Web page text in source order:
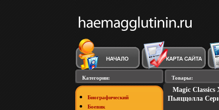
Категории:
Биографический
Боевик
Товары:
Magic
Пьяццолла